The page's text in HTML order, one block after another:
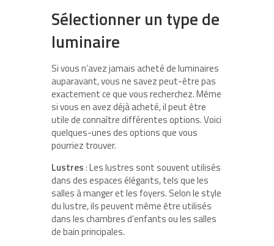
Sélectionner un type de
luminaire
Si vous n’avez jamais acheté de luminaires
auparavant, vous ne savez peut-être pas
exactement ce que vous recherchez. Même
si vous en avez déjà acheté, il peut être
utile de connaître différentes options. Voici
quelques-unes des options que vous
pourriez trouver.
Lustres: Les lustres sont souvent utilisés
dans des espaces élégants, tels que les
salles à manger et les foyers. Selon le style
du lustre, ils peuvent même être utilisés
dans les chambres d’enfants ou les salles
de bain principales.